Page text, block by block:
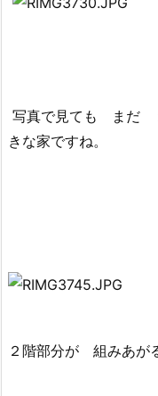
写真で見ても まだ
きな家ですね。
２階部分が 組みあが